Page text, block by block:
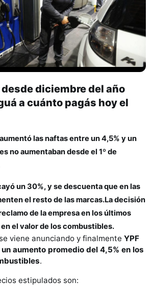
diciembre del año
a cuánto pagás hoy el
las naftas entre un 4,5% y un
no aumentaban desde el 1º de
un 30%, y se descuenta que en las
el resto de las marcas.La decisión
de la empresa en los últimos
en el valor de los combustibles.
viene anunciando y finalmente YPF
aumento promedio del 4,5% en los
.
estipulados son: